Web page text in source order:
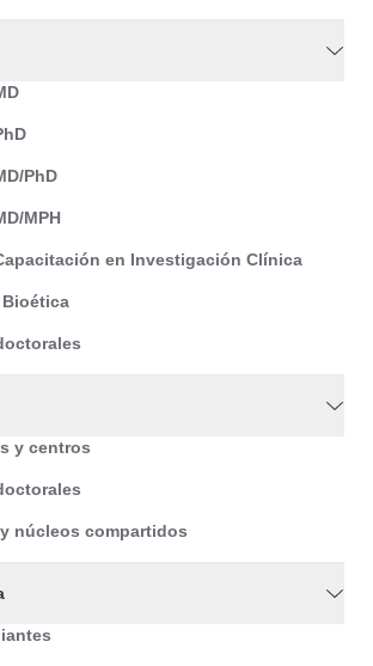
PhD
MPH
en Investigación Clínica
y centros
núcleos compartidos